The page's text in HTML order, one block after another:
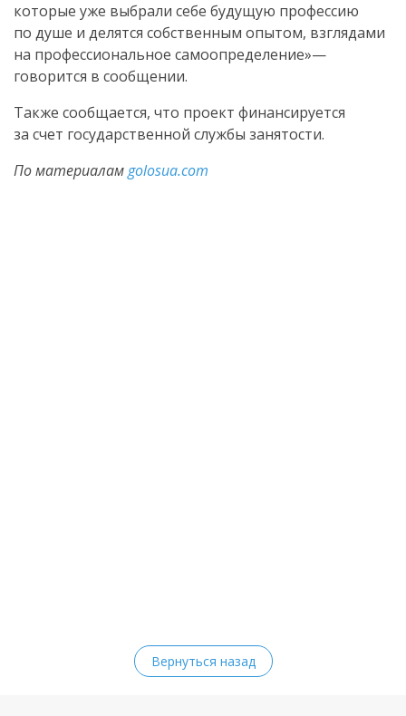
которые уже выбрали себе будущую профессию
по душе и делятся собственным опытом, взглядами
на профессиональное самоопределение»—
говорится в сообщении.
Также сообщается, что проект финансируется
за счет государственной службы занятости.
По материаламgolosua.com
Вернуться назад